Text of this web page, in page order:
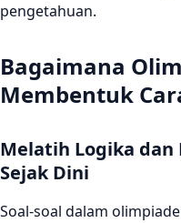
pengetahuan.
Bagaimana
Membentuk
Melatih Logika dan
Sejak Dini
Soal-soal dalam